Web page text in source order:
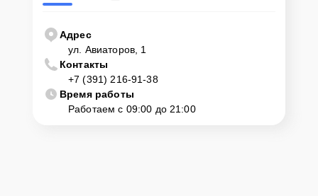
Адрес
ул. Авиаторов, 1
Контакты
+7 (391) 216-91-38
Время работы
Работаем с 09:00 до 21:00